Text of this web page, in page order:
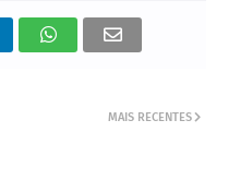
MAIS RECENTES